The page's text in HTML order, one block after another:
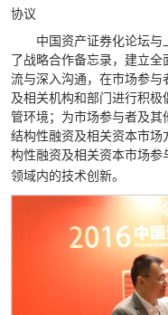
协议
中国资产证券化论坛
了战略合作备忘录，建立
流与深入沟通，在市场参
及相关机构和部门进行积
管环境；为市场参与者及其
结构性融资及相关资本市
构性融资及相关资本市场参
领域内的技术创新。